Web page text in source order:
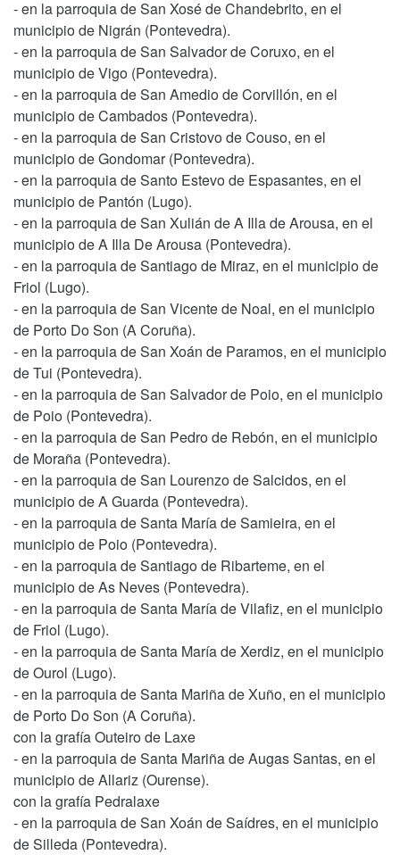
- en la parroquia de San Xosé de Chandebrito, en el
municipio de Nigrán (Pontevedra).
- en la parroquia de San Salvador de Coruxo, en el
municipio de Vigo (Pontevedra).
- en la parroquia de San Amedio de Corvillón, en el
municipio de Cambados (Pontevedra).
- en la parroquia de San Cristovo de Couso, en el
municipio de Gondomar (Pontevedra).
- en la parroquia de Santo Estevo de Espasantes, en el
municipio de Pantón (Lugo).
- en la parroquia de San Xulián de A Illa de Arousa, en el
municipio de A Illa De Arousa (Pontevedra).
- en la parroquia de Santiago de Miraz, en el municipio de
Friol (Lugo).
- en la parroquia de San Vicente de Noal, en el municipio
de Porto Do Son (A Coruña).
- en la parroquia de San Xoán de Paramos, en el municipio
de Tui (Pontevedra).
- en la parroquia de San Salvador de Poio, en el municipio
de Poio (Pontevedra).
- en la parroquia de San Pedro de Rebón, en el municipio
de Moraña (Pontevedra).
- en la parroquia de San Lourenzo de Salcidos, en el
municipio de A Guarda (Pontevedra).
- en la parroquia de Santa María de Samieira, en el
municipio de Poio (Pontevedra).
- en la parroquia de Santiago de Ribarteme, en el
municipio de As Neves (Pontevedra).
- en la parroquia de Santa María de Vilafiz, en el municipio
de Friol (Lugo).
- en la parroquia de Santa María de Xerdiz, en el municipio
de Ourol (Lugo).
- en la parroquia de Santa Mariña de Xuño, en el municipio
de Porto Do Son (A Coruña).
con la grafía Outeiro de Laxe
- en la parroquia de Santa Mariña de Augas Santas, en el
municipio de Allariz (Ourense).
con la grafía Pedralaxe
- en la parroquia de San Xoán de Saídres, en el municipio
de Silleda (Pontevedra).